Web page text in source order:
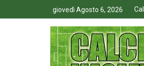
giovedì Agosto 6, 2026